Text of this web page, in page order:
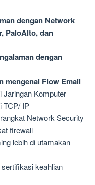
dengan Network
PaloAlto, dan
dengan
mengenai Flow Email
Jaringan Komputer
TCP/ IP
Network Security
firewall
lebih di utamakan
keahlian